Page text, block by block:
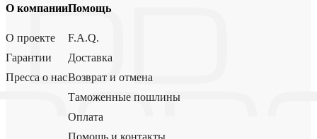
О компании
О проекте
Гарантии
Пресса о нас
Помощь
F.A.Q.
Доставка
Возврат и отмена
Таможенные пошлины
Оплата